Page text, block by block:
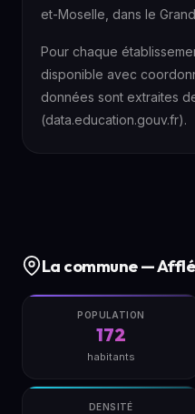
et-Moselle, dans le
Pour chaque
disponible avec
données sont extraites
(data.education.gouv.fr).
La commune —
POPULATION
172
habitants
DENSITÉ